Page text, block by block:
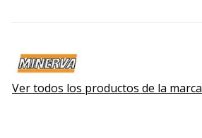
Ver todos los productos de la marca